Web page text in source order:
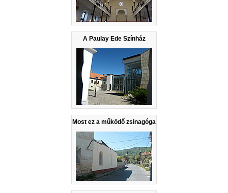
A Paulay Ede Színház
Most ez a működő zsinagóga